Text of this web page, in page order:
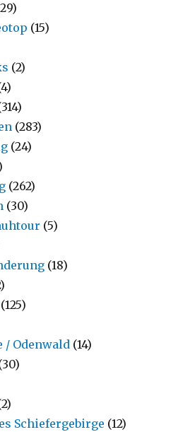
(15)
(2)
(283)
(24)
(262)
(30)
(5)
(18)
(125)
/ Odenwald (14)
Schiefergebirge (12)